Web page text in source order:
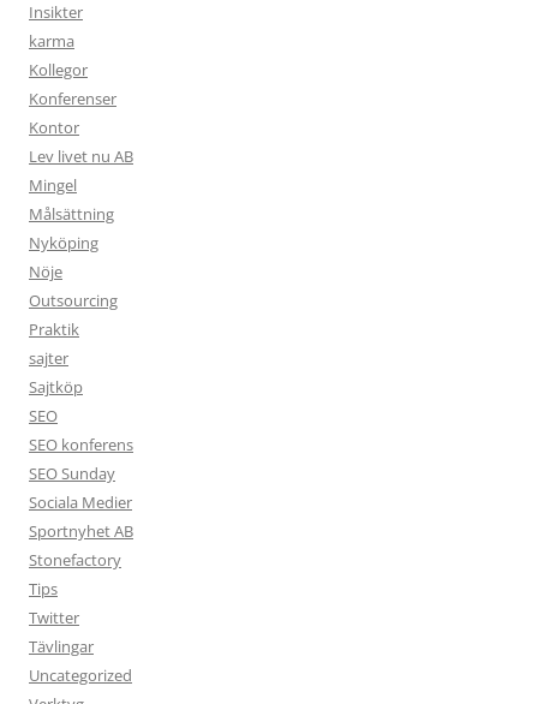
Insikter
karma
Kollegor
Konferenser
Kontor
Lev livet nu AB
Mingel
Målsättning
Nyköping
Nöje
Outsourcing
Praktik
sajter
Sajtköp
SEO
SEO konferens
SEO Sunday
Sociala Medier
Sportnyhet AB
Stonefactory
Tips
Twitter
Tävlingar
Uncategorized